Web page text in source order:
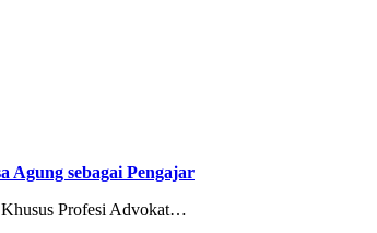
sebagai Pengajar
Khusus Profesi Advokat…